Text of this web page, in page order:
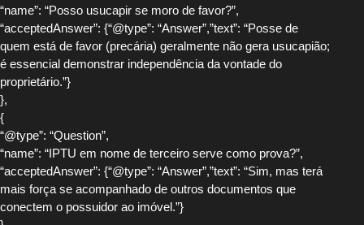
“name”: “Posso usucapir se moro de favor?”,
“acceptedAnswer”: {“@type”: “Answer”,”text”: “Posse de
quem está de favor (precária) geralmente não gera usucapião;
é essencial demonstrar independência da vontade do
proprietário.”}
},
{
“@type”: “Question”,
“name”: “IPTU em nome de terceiro serve como prova?”,
“acceptedAnswer”: {“@type”: “Answer”,”text”: “Sim, mas terá
mais força se acompanhado de outros documentos que
conectem o possuidor ao imóvel.”}